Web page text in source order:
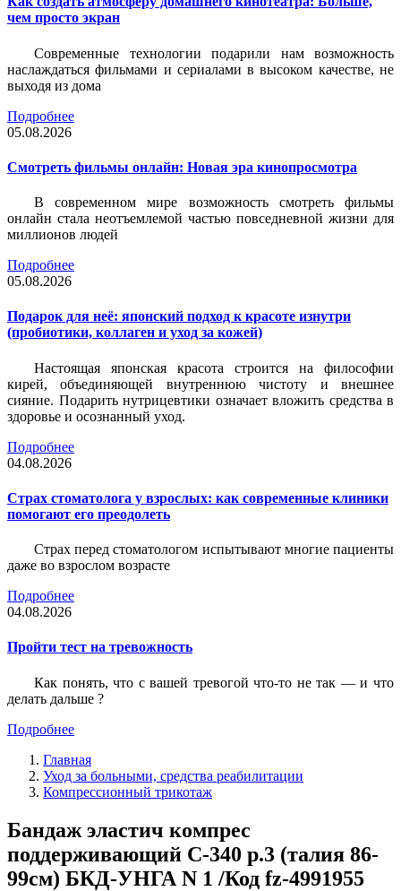
чем просто экран
Современные технологии подарили нам возможность
наслаждаться фильмами и сериалами в высоком качестве, не
выходя из дома
Подробнее
05.08.2026
Смотреть фильмы онлайн: Новая эра кинопросмотра
В современном мире возможность смотреть фильмы
онлайн стала неотъемлемой частью повседневной жизни для
миллионов людей
Подробнее
05.08.2026
Подарок для неё: японский подход к красоте изнутри
(пробиотики, коллаген и уход за кожей)
Настоящая японская красота строится на философии
кирей, объединяющей внутреннюю чистоту и внешнее
сияние. Подарить нутрицевтики означает вложить средства в
здоровье и осознанный уход.
Подробнее
04.08.2026
Страх стоматолога у взрослых: как современные клиники
помогают его преодолеть
Страх перед стоматологом испытывают многие пациенты
даже во взрослом возрасте
Подробнее
04.08.2026
Пройти тест на тревожность
Как понять, что с вашей тревогой что-то не так — и что
делать дальше ?
Подробнее
Главная
Уход за больными, средства реабилитации
Компрессионный трикотаж
Бандаж эластич компрес
поддерживающий С-340 р.3 (талия 86-
99см) БКД-УНГА N 1 /Код fz-4991955